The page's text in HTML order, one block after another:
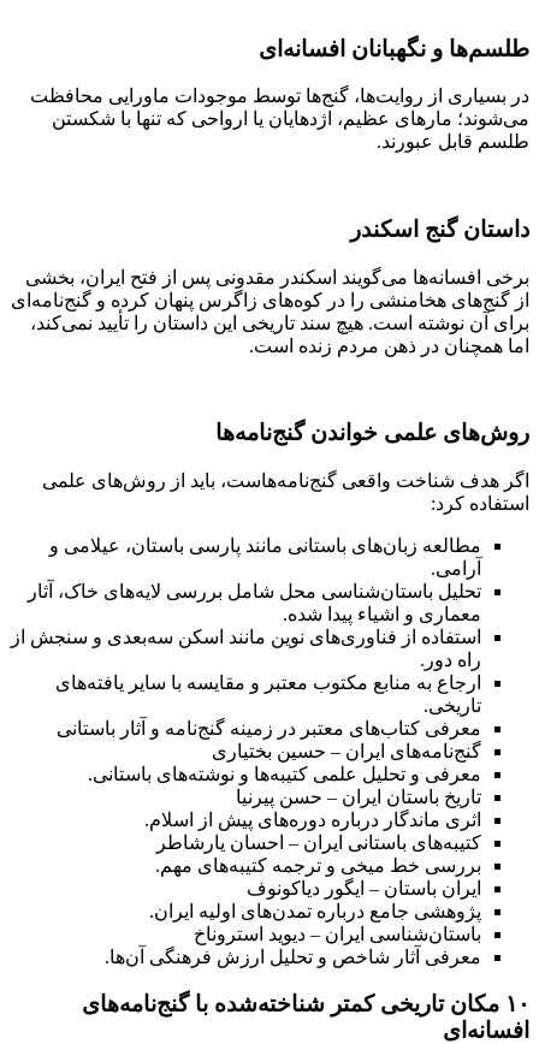
طلسم‌ها و نگهبانان افسانه‌ای
در بسیاری از روایت‌ها، گنج‌ها توسط موجودات ماورایی محافظت
می‌شوند؛ مارهای عظیم، اژدهایان یا ارواحی که تنها با شکستن
طلسم قابل عبورند.
داستان گنج اسکندر
برخی افسانه‌ها می‌گویند اسکندر مقدونی پس از فتح ایران، بخشی
از گنج‌های هخامنشی را در کوه‌های زاگرس پنهان کرده و گنج‌نامه‌ای
برای آن نوشته است. هیچ سند تاریخی این داستان را تأیید نمی‌کند،
اما همچنان در ذهن مردم زنده است.
روش‌های علمی خواندن گنج‌نامه‌ها
اگر هدف شناخت واقعی گنج‌نامه‌هاست، باید از روش‌های علمی
استفاده کرد:
مطالعه زبان‌های باستانی مانند پارسی باستان، عیلامی و
آرامی.
تحلیل باستان‌شناسی محل شامل بررسی لایه‌های خاک، آثار
معماری و اشیاء پیدا شده.
استفاده از فناوری‌های نوین مانند اسکن سه‌بعدی و سنجش از
راه دور.
ارجاع به منابع مکتوب معتبر و مقایسه با سایر یافته‌های
تاریخی.
معرفی کتاب‌های معتبر در زمینه گنج‌نامه و آثار باستانی
گنج‌نامه‌های ایران – حسین بختیاری
معرفی و تحلیل علمی کتیبه‌ها و نوشته‌های باستانی.
تاریخ باستان ایران – حسن پیرنیا
اثری ماندگار درباره دوره‌های پیش از اسلام.
کتیبه‌های باستانی ایران – احسان یارشاطر
بررسی خط میخی و ترجمه کتیبه‌های مهم.
ایران باستان – ایگور دیاکونوف
پژوهشی جامع درباره تمدن‌های اولیه ایران.
باستان‌شناسی ایران – دیوید استروناخ
معرفی آثار شاخص و تحلیل ارزش فرهنگی آن‌ها.
۱۰ مکان تاریخی کمتر شناخته‌شده با گنج‌نامه‌های
افسانه‌ای